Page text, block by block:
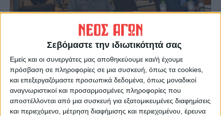
Σεβόμαστε την ιδιωτικότητά σας
Εμείς και οι συνεργάτες μας αποθηκεύουμε και/ή έχουμε
πρόσβαση σε πληροφορίες σε μια συσκευή, όπως τα cookies,
και επεξεργαζόμαστε προσωπικά δεδομένα, όπως μοναδικοί
αναγνωριστικοί και προσαρμοσμένες πληροφορίες που
αποστέλλονται από μια συσκευή για εξατομικευμένες διαφημίσεις
και περιεχόμενο, μέτρηση διαφήμισης και περιεχομένου, έρευνα
Μουσείο Φλωράκη
Το Δημοτικό Συμβούλιο ενέκρινε επίσης την
παραχώρηση χρήσης του «Μουσείου
Φλωράκη» στην Ένωση Αγραφιώτικων